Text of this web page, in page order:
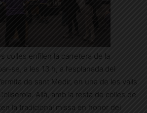
colles enfilen la carretera de la
se, a les 13 h, a l’esplanada del
de sant Medir, en una de les valls
Allà, amb la resta de colles de
la tradicional missa en honor del